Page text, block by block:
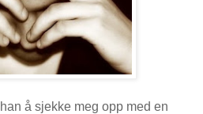
å sjekke meg opp med en